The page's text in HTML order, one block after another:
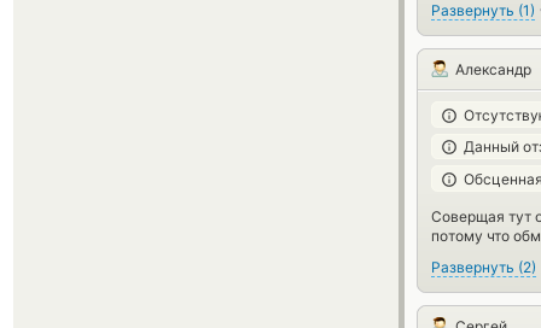
Развернуть (1)
Александр
Данный
Соверщая тут
потому что
Развернуть (2)